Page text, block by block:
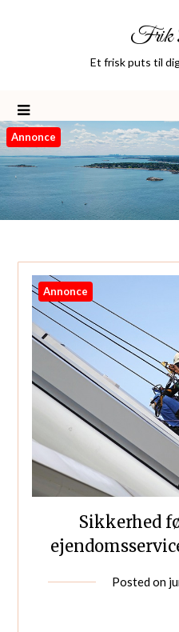
Frik
Et frisk puts til
Annonce
Annonce
Sikkerhed
Posted on